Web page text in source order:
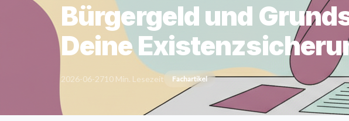
Bürgergeld und
Deine
2026-06-2710 Min. Lesezeit Fachartikel